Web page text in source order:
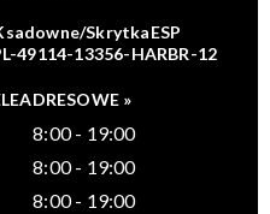
SkrytkaESP
49114-13356-HARBR-12
»
8:00 - 19:00
8:00 - 19:00
8:00 - 19:00